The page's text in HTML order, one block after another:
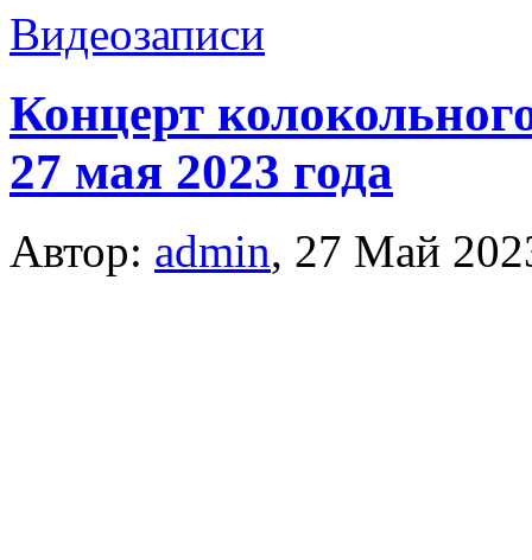
Видеозаписи
Концерт
27 мая 2023 года
Автор: admin, 27 Май